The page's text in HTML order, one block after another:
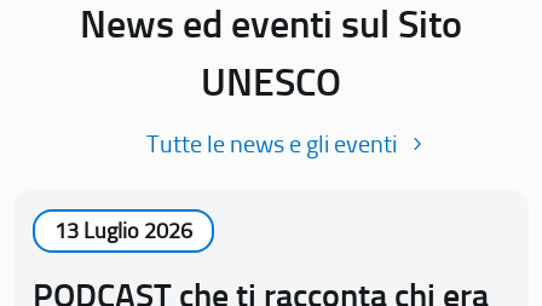
News ed eventi sul Sito
UNESCO
Tutte le news e gli eventi
13 Luglio 2026
PODCAST che ti racconta chi era